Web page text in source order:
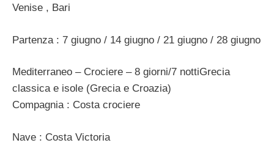
Venise , Bari
Partenza : 7 giugno / 14 giugno / 21 giugno / 28 giugno
Mediterraneo – Crociere – 8 giorni/7 nottiGrecia
classica e isole (Grecia e Croazia)
Compagnia : Costa crociere
Nave : Costa Victoria